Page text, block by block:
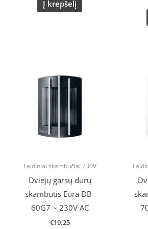
Į krepšelį
Laidiniai skambučiai 230V
Dviejų garsų durų
skambutis Eura DB-
60G7 ~ 230V AC
€19.25